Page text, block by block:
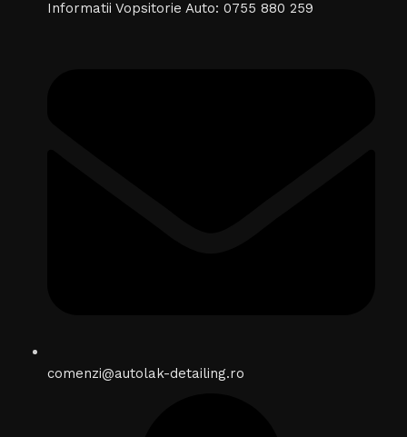
Informatii Vopsitorie Auto: 0755 880 259
comenzi@autolak-detailing.ro